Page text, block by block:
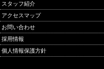
スタッフ紹介
アクセスマップ
お問い合わせ
採用情報
個人情報保護方針